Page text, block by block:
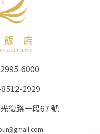
6000
2929
復路一段67 號